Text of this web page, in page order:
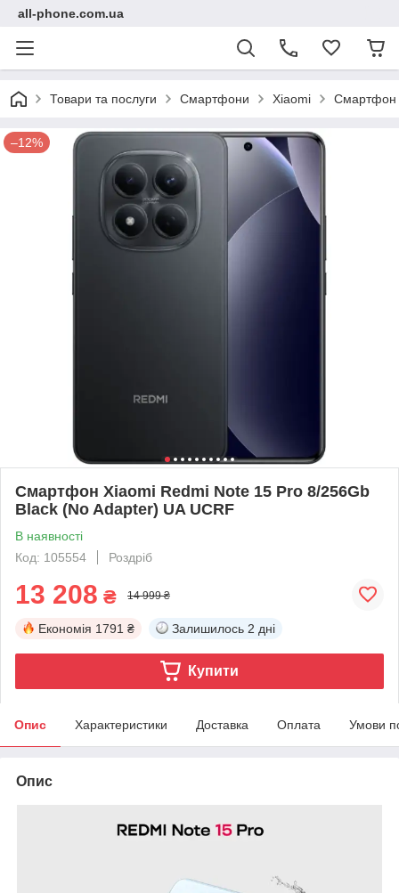
all-phone.com.ua
Товари та послуги Смартфони Xiaomi Смартфон
–12%
Смартфон Xiaomi Redmi Note 15 Pro 8/256Gb
Black (No Adapter) UA UCRF
В наявності
Код: 105554
Роздріб
13 208 ₴ 14 999 ₴
Економія 1791 ₴ Залишилось 2 дні
Купити
Опис Характеристики Доставка Оплата Умови
Опис